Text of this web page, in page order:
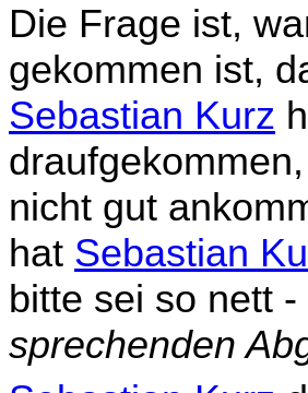
Die Frage ist,
gekommen ist,
Sebastian Kurz
nicht gut
hat Sebastian
bitte sei so nett -
sprechenden